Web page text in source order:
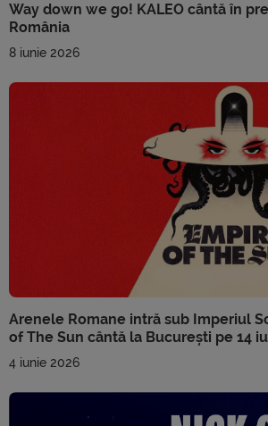
Way down we go! KALEO cântă în
România
8 iunie 2026
Arenele Romane intră sub Imperiul
of The Sun cântă la București pe 14
4 iunie 2026